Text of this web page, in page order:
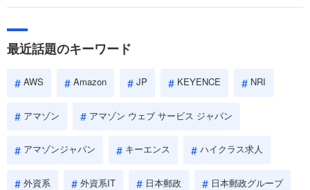
やこれまでの成果を具体的に問われるほか、「人間性」も評価
しょう。
最近話題のキーワード
AWS Amazon JP KEYENCE NRI
アマゾン アマゾン ウェブ サービス ジャパン
アマゾンジャパン キーエンス ハイクラス求人
外資系 外資系IT 日本郵政 日本郵政グループ